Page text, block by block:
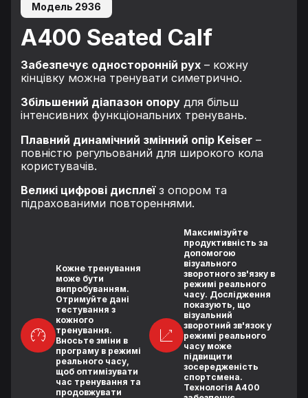
Модель 2936
A400 Seated Calf
Забезпечує односторонній рух – кожну
кінцівку можна тренувати симетрично.
Збільшений діапазон опору для більш
інтенсивних функціональних тренувань.
Плавний динамічний змінний опір Keiser –
повністю регульований для широкого кола
користувачів.
Великі цифрові дисплеїз опором та
підрахованими повтореннями.
Кожне тренування
може бути
випробуванням.
Отримуйте дані
тестування з
кожного
тренування.
Вносьте зміни в
програму в режимі
реального часу,
щоб оптимізувати
час тренування та
продовжувати
Максимізуйте
продуктивність за
допомогою
візуального
зворотного зв'язку в
режимі реального
часу. Дослідження
показують, що
візуальний
зворотний зв'язок у
режимі реального
часу може
підвищити
зосередженість
спортсмена.
Технологія A400